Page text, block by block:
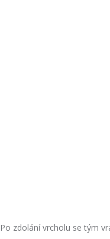
Po zdolání vrcholu se tým